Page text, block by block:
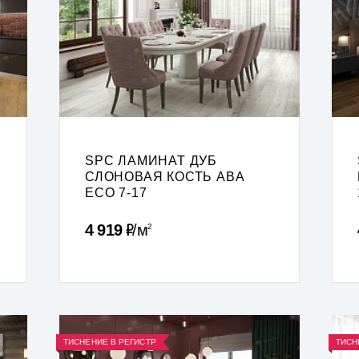
SPC ЛАМИНАТ ДУБ
СЛОНОВАЯ КОСТЬ ABA
ECO 7-17
4 919Р м2
ТИСНЕНИЕ В РЕГИСТР